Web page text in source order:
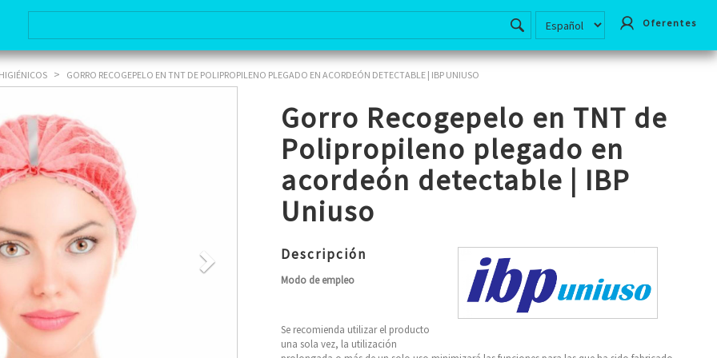
Oferentes
> GORRO RECOGEPELO EN TNT DE POLIPROPILENO PLEGADO EN ACORDEÓN DETECTABLE | IBP UNIUSO
Gorro Recogepelo en TNT de
Polipropileno plegado en
acordeón detectable | IBP
Uniuso
Descripción
Modo de empleo
Se recomienda utilizar el producto
una sola vez, la utilización